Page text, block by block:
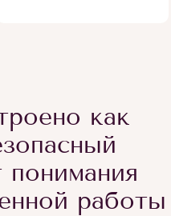
как
работы